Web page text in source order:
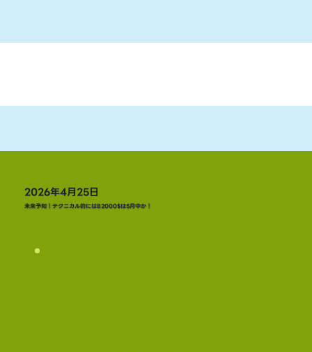
2026年4月25日
未来予知！テクニカル的には82000$は5月中か！